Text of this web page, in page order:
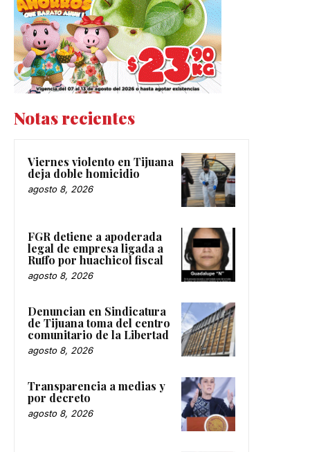
Notas recientes
Viernes violento en Tijuana
deja doble homicidio
agosto 8, 2026
FGR detiene a apoderada
legal de empresa ligada a
Ruffo por huachicol fiscal
agosto 8, 2026
Denuncian en Sindicatura
de Tijuana toma del centro
comunitario de la Libertad
agosto 8, 2026
Transparencia a medias y
por decreto
agosto 8, 2026